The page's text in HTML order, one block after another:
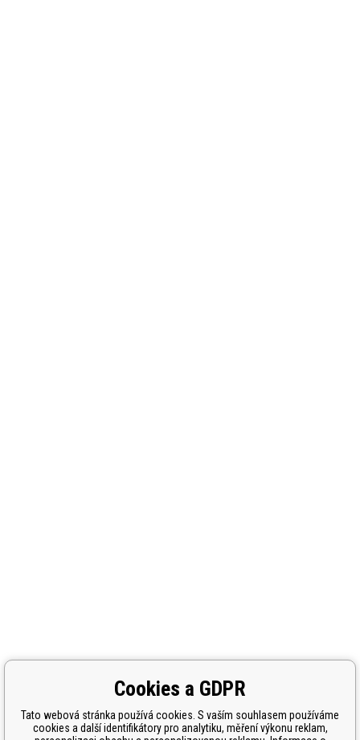
Cookies a GDPR
Tato webová stránka používá cookies. S vaším souhlasem používáme
cookies a další identifikátory pro analytiku, měření výkonu reklam,